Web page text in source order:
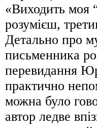
«Виходить моя
розумієш,
Детально про
письменника
перевидання
практично
можна було
автор ледве